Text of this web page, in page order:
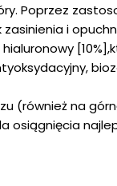
Poprzez
i
(również na
osiągnięcia